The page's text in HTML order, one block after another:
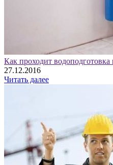
Как проходит
27.12.2016
Читать далее